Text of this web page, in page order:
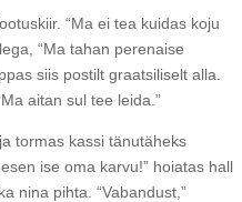
“Ma ei tea kuidas koju
“Ma tahan perenaise
siis postilt graatsiliselt alla.
aitan sul tee leida.”
tormas kassi tänutäheks
ise oma karvu!” hoiatas hall
nina pihta. “Vabandust,”